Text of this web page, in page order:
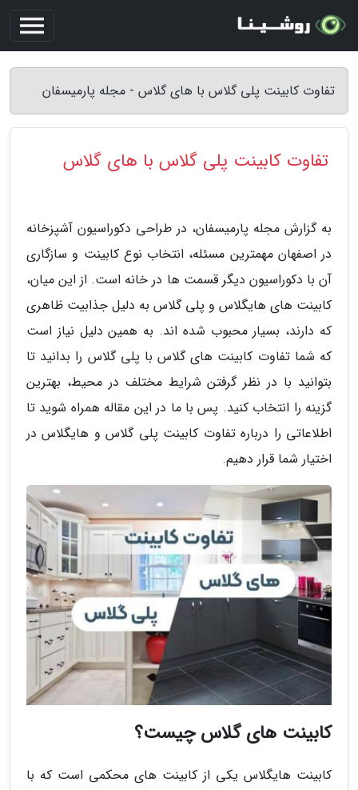
تفاوت کابینت پلی گلاس با های گلاس - مجله پارمیسفان
تفاوت کابینت پلی گلاس با های گلاس
به گزارش مجله پارمیسفان، در طراحی دکوراسیون آشپزخانه
در اصفهان مهمترین مسئله، انتخاب نوع کابینت و سازگاری
آن با دکوراسیون دیگر قسمت ها در خانه است. از این میان،
کابینت های هایگلاس و پلی گلاس به دلیل جذابیت ظاهری
که دارند، بسیار محبوب شده اند. به همین دلیل نیاز است
که شما تفاوت کابینت های گلاس با پلی گلاس را بدانید تا
بتوانید با در نظر گرفتن شرایط مختلف در محیط، بهترین
گزینه را انتخاب کنید. پس با ما در این مقاله همراه شوید تا
اطلاعاتی را درباره تفاوت کابینت پلی گلاس و هایگلاس در
اختیار شما قرار دهیم.
کابینت های گلاس چیست؟
کابینت هایگلاس یکی از کابینت های محکمی است که با